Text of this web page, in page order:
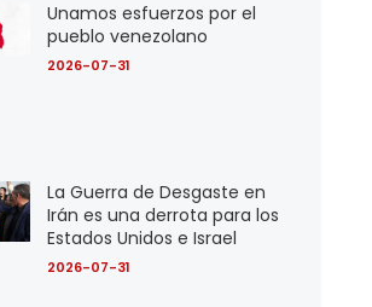
Unamos esfuerzos por el
pueblo venezolano
2026-07-31
La Guerra de Desgaste en
Irán es una derrota para los
Estados Unidos e Israel
2026-07-31